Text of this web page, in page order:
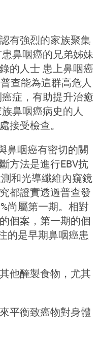
有強烈的家族聚集
鼻咽癌的兄弟姊妹
的人士 患上鼻咽癌
查能為這群高危人
症，有助提升治癒
鼻咽癌病史的人
接受檢查。
鼻咽癌有密切的關
方法是進行EBV抗
和光導纖維內窺鏡
都證實透過普查發
尚屬第一期。相對
個案，第一期的個
的是早期鼻咽癌患
他醃製食物，尤其
平衡致癌物對身體